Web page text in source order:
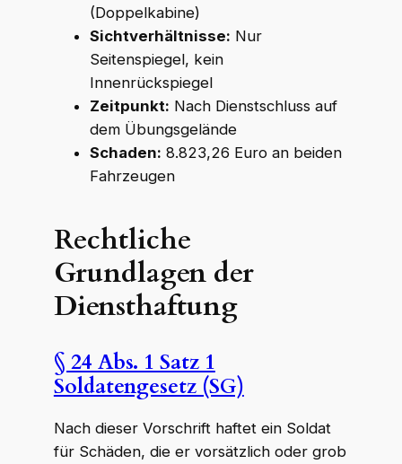
(Doppelkabine)
Sichtverhältnisse: Nur
Seitenspiegel, kein
Innenrückspiegel
Zeitpunkt: Nach Dienstschluss auf
dem Übungsgelände
Schaden: 8.823,26 Euro an beiden
Fahrzeugen
Rechtliche
Grundlagen der
Diensthaftung
§ 24 Abs. 1 Satz 1
Soldatengesetz (SG)
Nach dieser Vorschrift haftet ein Soldat
für Schäden, die er vorsätzlich oder grob